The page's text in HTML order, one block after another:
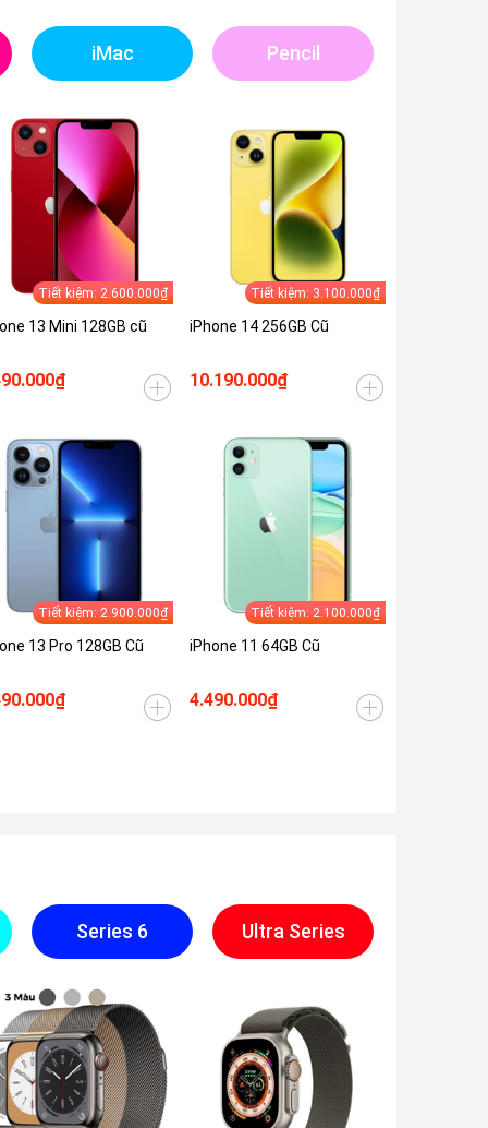
iMac Pencil
Tiết kiệm: 2.600.000₫
13 Mini 128GB cũ
Tiết kiệm: 3.100.000₫
iPhone 14 256GB Cũ
10.190.000₫
Tiết kiệm: 2.900.000₫
13 Pro 128GB Cũ
Tiết kiệm: 2.100.000₫
iPhone 11 64GB Cũ
4.490.000₫
Series 6 Ultra Series